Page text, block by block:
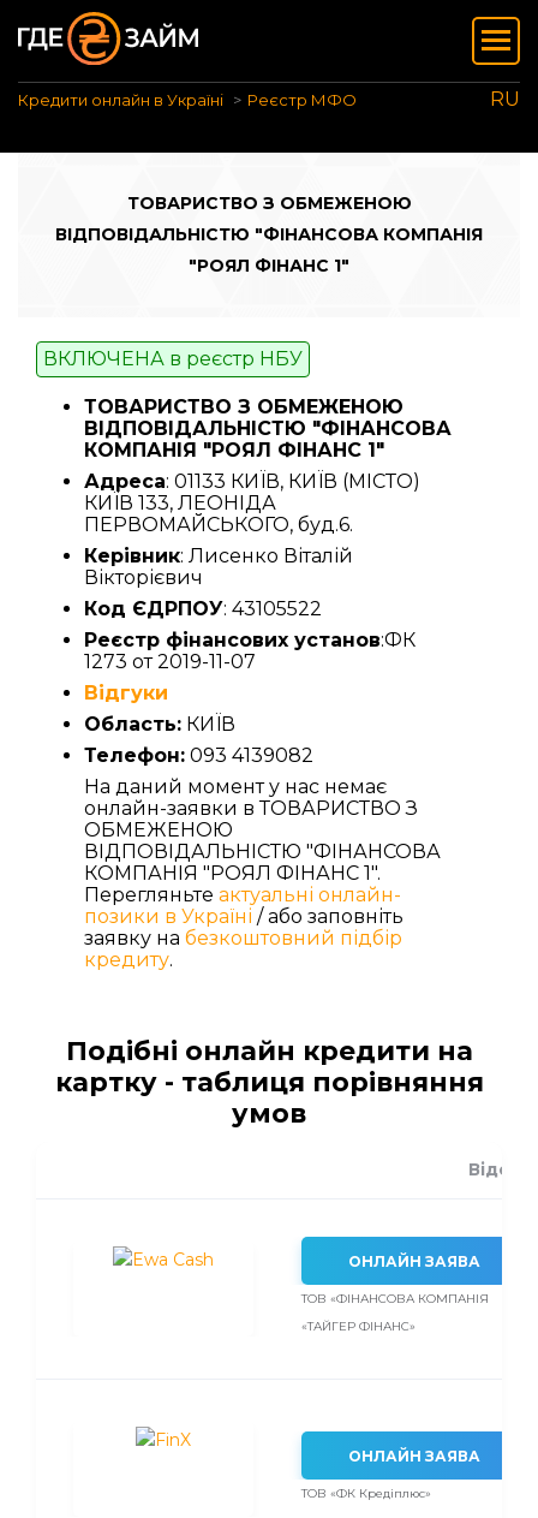
Кредити онлайн в Україні Реєстр МФО RU
ТОВАРИСТВО З ОБМЕЖЕНОЮ
ВІДПОВІДАЛЬНІСТЮ "ФІНАНСОВА КОМПАНІЯ
"РОЯЛ ФІНАНС 1"
ВКЛЮЧЕНА в реєстр НБУ
ТОВАРИСТВО З ОБМЕЖЕНОЮ
ВІДПОВІДАЛЬНІСТЮ "ФІНАНСОВА
КОМПАНІЯ "РОЯЛ ФІНАНС 1"
Адреса: 01133 КИЇВ, КИЇВ (МІСТО)
КИЇВ 133, ЛЕОНІДА
ПЕРВОМАЙСЬКОГО, буд.6.
Керівник: Лисенко Віталій
Вікторієвич
Код ЄДРПОУ: 43105522
Реєстр фінансових установ:ФК
1273 от 2019-11-07
Відгуки
Область: КИЇВ
Телефон: 093 4139082
На даний момент у нас немає
онлайн-заявки в ТОВАРИСТВО З
ОБМЕЖЕНОЮ
ВІДПОВІДАЛЬНІСТЮ "ФІНАНСОВА
КОМПАНІЯ "РОЯЛ ФІНАНС 1".
Перегляньте актуальні онлайн-
позики в Україні / або заповніть
заявку на безкоштовний підбір
кредиту.
Подібні онлайн кредити на
картку - таблиця порівняння
умов
ОНЛАЙН ЗАЯВА
ТОВ «ФІНАНСОВА КОМПАНІЯ
«ТАЙГЕР ФІНАНС»
ОНЛАЙН ЗАЯВА
ТОВ «ФК Кредіплюс»